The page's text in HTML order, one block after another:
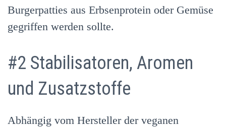
Burgerpatties aus Erbsenprotein oder Gemüse
gegriffen werden sollte.
#2 Stabilisatoren, Aromen
und Zusatzstoffe
Abhängig vom Hersteller der veganen